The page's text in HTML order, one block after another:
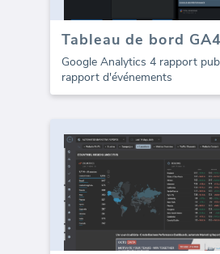
Google Analytics 4 rapport
rapport d'événements